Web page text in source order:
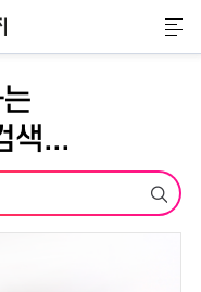
키지
메
색...
검색